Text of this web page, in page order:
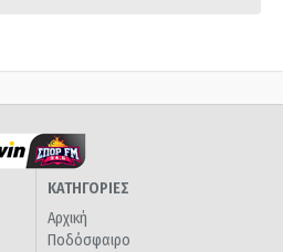
ΚΑΤΗΓΟΡΙΕΣ
Αρχική
Ποδόσφαιρο